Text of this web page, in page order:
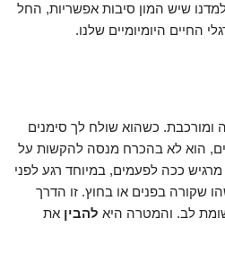
שיש המון סיבות אפשריות, החל
החיים היומיומיים שלנו.
כשהוא שולח לך סימנים
הוא לא בהכרח מנסה להקשות על
ככה לפעמים, במיוחד רגע לפני
שקורה בפנים או בחוץ. זו הדרך
לב. והמטרה היא להבין את